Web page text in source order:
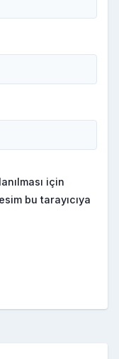
için
bu tarayıcıya